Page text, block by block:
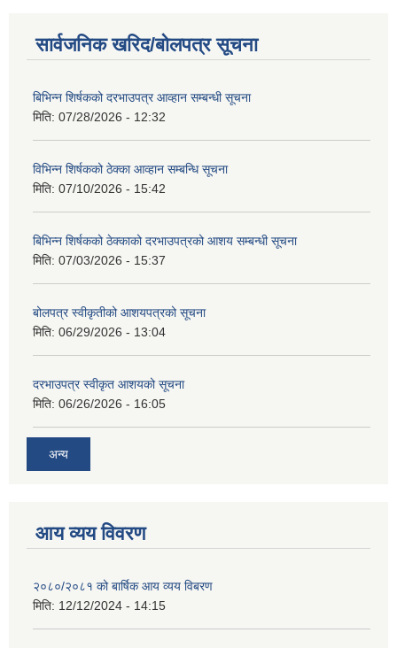
सार्वजनिक खरिद/बोलपत्र सूचना
बिभिन्‍न शिर्षकको दरभाउपत्र आव्हान सम्बन्धी सूचना
मिति: 07/28/2026 - 12:32
विभिन्न शिर्षकको ठेक्का आव्हान सम्बन्धि सूचना
मिति: 07/10/2026 - 15:42
बिभिन्‍न शिर्षकको ठेक्काको दरभाउपत्रको आशय सम्बन्धी सूचना
मिति: 07/03/2026 - 15:37
बोलपत्र स्वीकृतीको आशयपत्रको सूचना
मिति: 06/29/2026 - 13:04
दरभाउपत्र स्वीकृत आशयको सूचना
मिति: 06/26/2026 - 16:05
अन्य
आय व्यय विवरण
२०८०/२०८१ को बार्षिक आय व्यय विबरण
मिति: 12/12/2024 - 14:15